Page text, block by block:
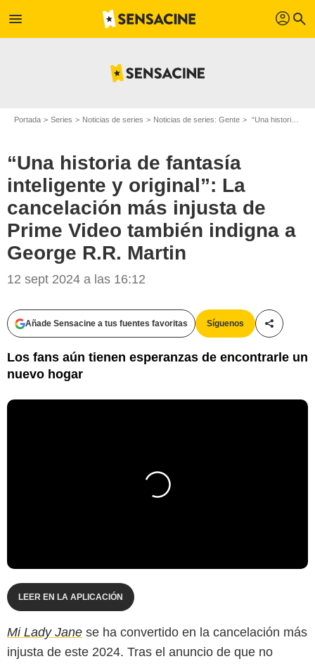
menu profil search
Portada Series Noticias de series Noticias de series: Gente “Una historia de fantasía inteligente y original”: La cancelación más injusta de Prime Video también indigna a George R.R. Martin
“Una historia de fantasía
inteligente y original”: La
cancelación más injusta de
Prime Video también indigna a
George R.R. Martin
12 sept 2024 a las 16:12
Añade Sensacine a tus fuentes favoritas Síguenos
Los fans aún tienen esperanzas de encontrarle un
nuevo hogar
LEER EN LA APLICACIÓN
Mi Lady Jane se ha convertido en la cancelación más
injusta de este 2024. Tras el anuncio de que no